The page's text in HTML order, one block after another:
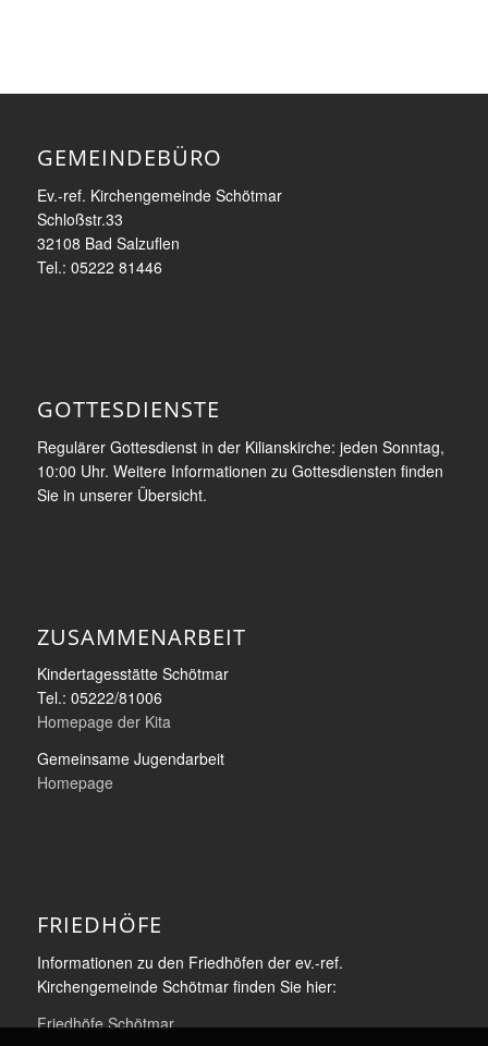
GEMEINDEBÜRO
Ev.-ref. Kirchengemeinde Schötmar
Schloßstr.33
32108 Bad Salzuflen
Tel.: 05222 81446
GOTTESDIENSTE
Regulärer Gottesdienst in der Kilianskirche: jeden Sonntag,
10:00 Uhr. Weitere Informationen zu Gottesdiensten finden
Sie in unserer Übersicht.
ZUSAMMENARBEIT
Kindertagesstätte Schötmar
Tel.: 05222/81006
Homepage der Kita
Gemeinsame Jugendarbeit
Homepage
FRIEDHÖFE
Informationen zu den Friedhöfen der ev.-ref.
Kirchengemeinde Schötmar finden Sie hier:
Friedhöfe Schötmar